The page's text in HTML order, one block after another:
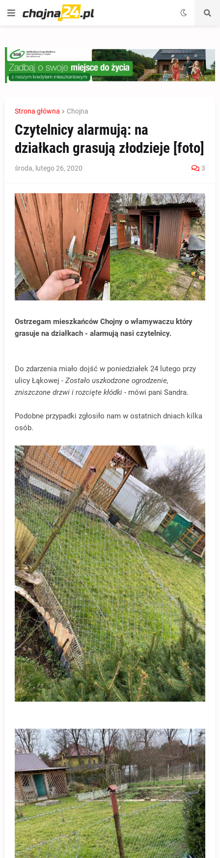
Strona główna Chojna
Czytelnicy alarmują: na
działkach grasują złodzieje [foto]
środa, lutego 26, 2020 3
Ostrzegam mieszkańców Chojny o włamywaczu który
grasuje na działkach - alarmują nasi czytelnicy.
Do zdarzenia miało dojść w poniedziałek 24 lutego przy
ulicy Łąkowej - Zostało uszkodzone ogrodzenie,
zniszczone drzwi i rozcięte kłódki - mówi pani Sandra.
Podobne przypadki zgłosiło nam w ostatnich dniach kilka
osób.